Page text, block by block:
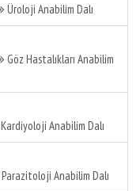
Üroloji Anabilim Dalı
Göz Hastalıkları Anabilim
Kardiyoloji Anabilim Dalı
Parazitoloji Anabilim Dalı